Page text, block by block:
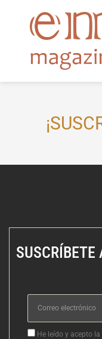
contenido
SUSCRÍBETE
Correo
electrónico
Aceptacion
He leído y acepto